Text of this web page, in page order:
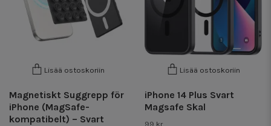
Lisää ostoskoriin
Magnetiskt Suggrepp för
iPhone (MagSafe-
kompatibelt) – Svart
Lisää ostoskoriin
iPhone 14 Plus Svart
Magsafe Skal
99 kr